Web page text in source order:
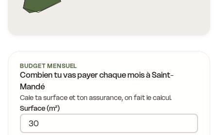
25,8 €
BUDGET MENSUEL
Combien tu vas payer chaque mois àSaint-
Mandé
Cale ta surface et ton assurance, on fait le calcul.
Surface (m²)